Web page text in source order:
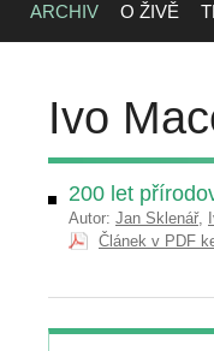
ARCHIV O ŽIVĚ
Ivo
200 let
Autor: Jan Sklenář,
Článek v PDF